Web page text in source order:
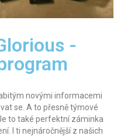
-
novými informacemi
se. A to přesně týmové
to také perfektní záminka
I ti nejnáročnější z našich